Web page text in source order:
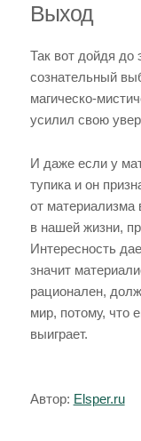
Выход
Так вот дойдя до
сознательный
магическо-
усилил свою
И даже если у
тупика и он
от материализма
в нашей жизни,
Интересность
значит
рационален,
мир, потому, что
выиграет.
Автор: Elsper.ru